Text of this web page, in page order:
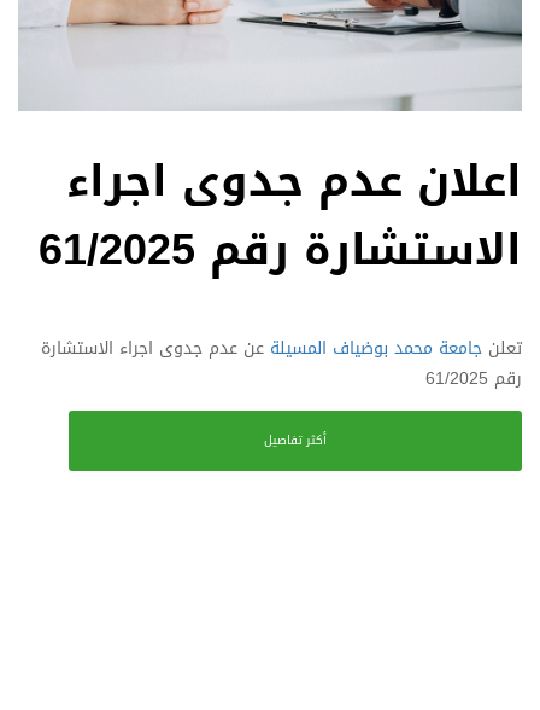
اعلان عدم جدوى اجراء
الاستشارة رقم 61/2025
تعلن جامعة محمد بوضياف المسيلة عن عدم جدوى اجراء الاستشارة
رقم 61/2025
أكثر تفاصيل